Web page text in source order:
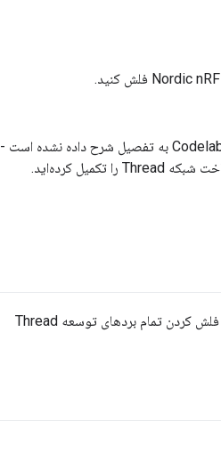
هیچ یک از تنظیمات محیطی مورد نیاز برای ساخت OpenThread و فلش کردن بردها در این Codelab به تفصیل شرح داده نشده است -
این Codelab طوری طراحی شده است که از یک دستگاه لینوکس مبتنی بر i386 یا x86 برای فلش کردن تمام بردهای توسعه Thread